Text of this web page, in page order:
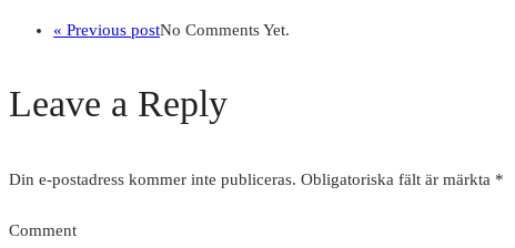
« Previous postNo Comments Yet.
Leave a Reply
Din e-postadress kommer inte publiceras. Obligatoriska fält är märkta *
Comment